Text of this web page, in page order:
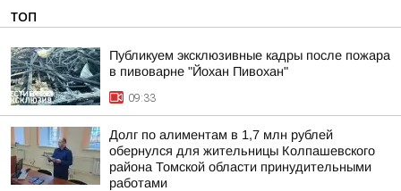
ТОП
Публикуем эксклюзивные кадры после пожара
в пивоварне "Йохан Пивохан"
09:33
Долг по алиментам в 1,7 млн рублей
обернулся для жительницы Колпашевского
района Томской области принудительными
работами